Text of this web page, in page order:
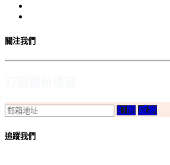
關注我們
訂閲 感謝
追蹤我們